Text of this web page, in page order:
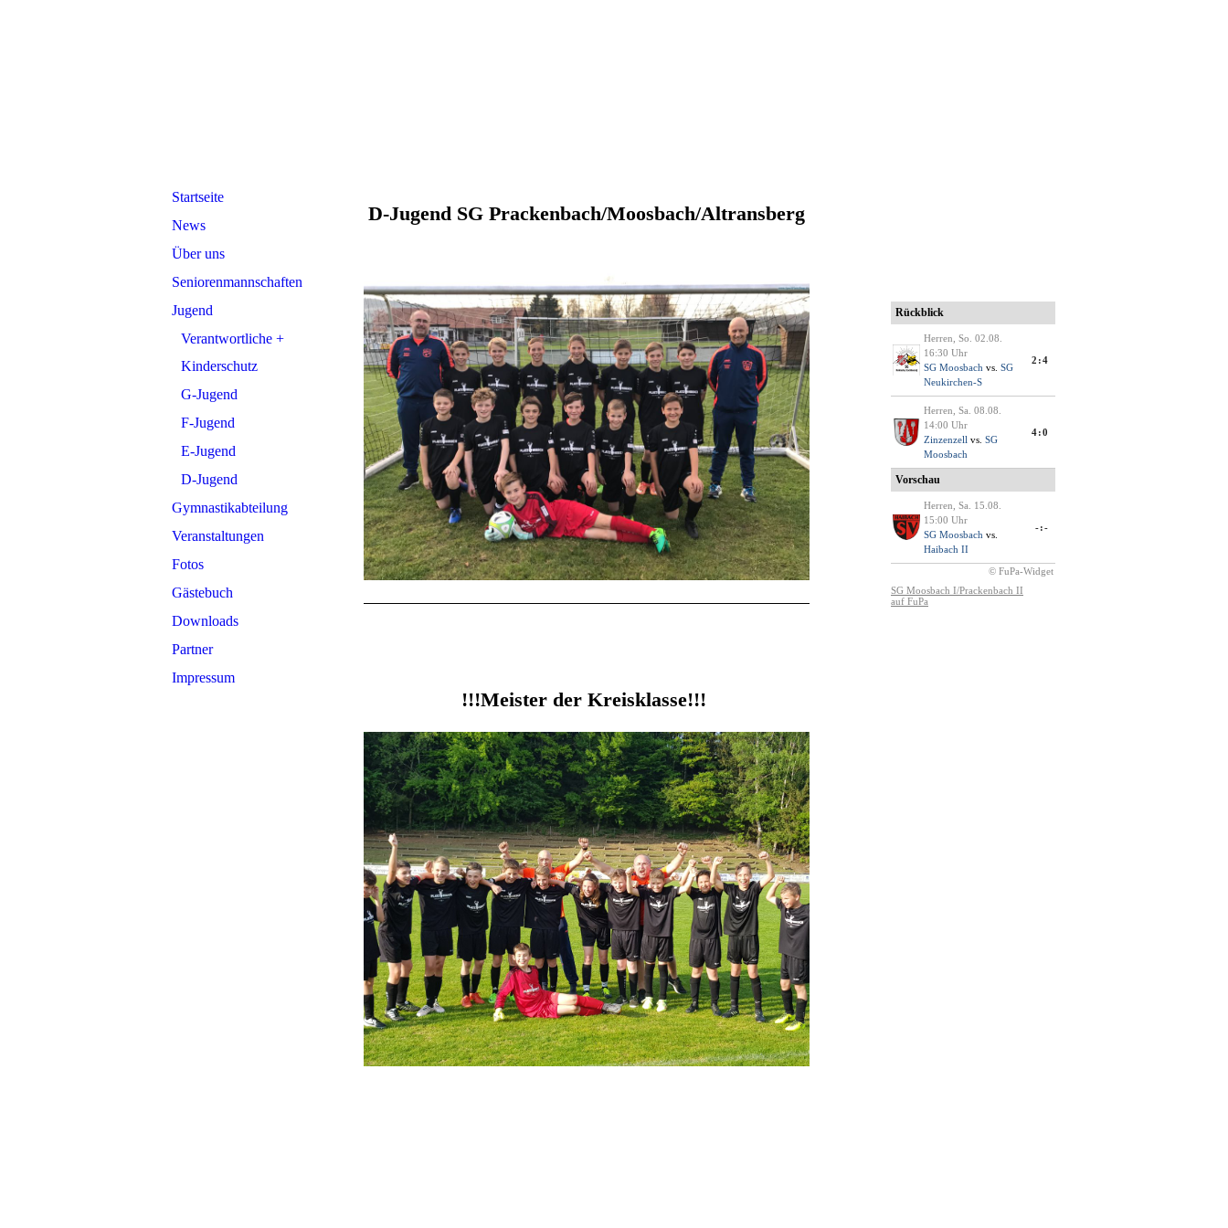
D-Jugend SG Prackenbach/Moosbach/Altransberg
!!!Meister der Kreisklasse!!!
Startseite
News
Über uns
Seniorenmannschaften
Jugend
Verantwortliche +
Kinderschutz
G-Jugend
F-Jugend
E-Jugend
D-Jugend
Gymnastikabteilung
Veranstaltungen
Fotos
Gästebuch
Downloads
Partner
Impressum